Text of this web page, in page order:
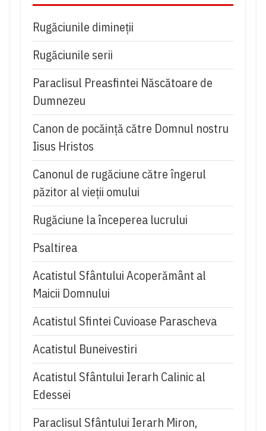
Rugăciunile dimineții
Rugăciunile serii
Paraclisul Preasfintei Născătoare de
Dumnezeu
Canon de pocăință către Domnul nostru
Iisus Hristos
Canonul de rugăciune către îngerul
păzitor al vieții omului
Rugăciune la începerea lucrului
Psaltirea
Acatistul Sfântului Acoperământ al
Maicii Domnului
Acatistul Sfintei Cuvioase Parascheva
Acatistul Buneivestiri
Acatistul Sfântului Ierarh Calinic al
Edessei
Paraclisul Sfântului Ierarh Miron,